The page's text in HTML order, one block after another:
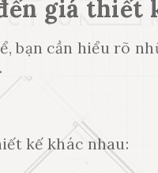
giá thiết
bạn cần hiểu rõ
kế khác nhau: